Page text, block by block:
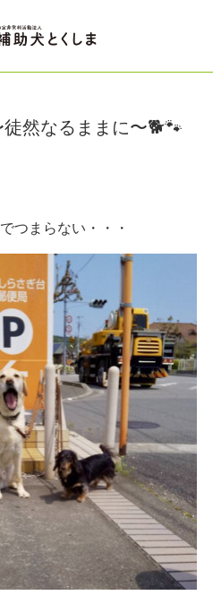
徒然なるままに〜🐕🐾
つまらない・・・